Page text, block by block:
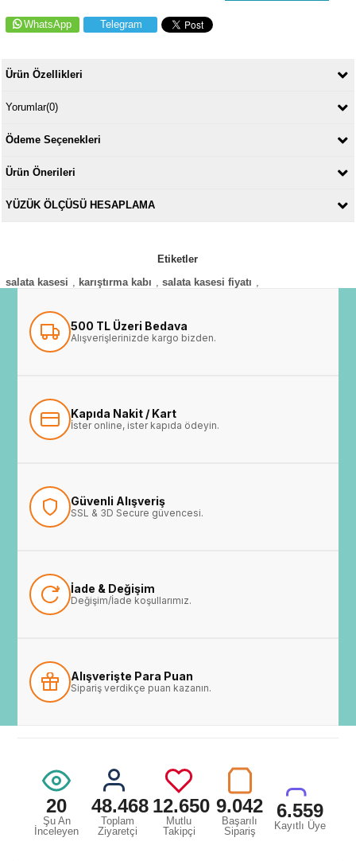
WhatsApp Telegram
Ürün Özellikleri
Yorumlar(0)
Ödeme Seçenekleri
Ürün Önerileri
YÜZÜK ÖLÇÜSÜ HESAPLAMA
Etiketler
salata kasesi
karıştırma kabı salata kasesi fiyatı
500 TL Üzeri Bedava
Alışverişlerinizde kargo bizden.
Kapıda Nakit / Kart
İster online, ister kapıda ödeyin.
Güvenli Alışveriş
SSL & 3D Secure güvencesi.
İade & Değişim
Değişim/İade koşullarımız.
Alışverişte Para Puan
Sipariş verdikçe puan kazanın.
20
Şu An
İnceleyen
48.468
Toplam
Ziyaretçi
12.650
Mutlu
Takipçi
9.042
Başarılı
Sipariş
6.559
Kayıtlı Üye